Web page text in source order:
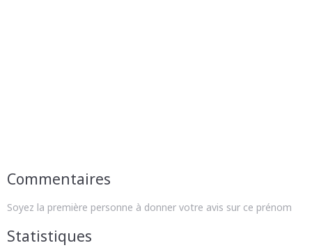
Commentaires
Soyez la première personne à donner votre avis sur ce prénom
Statistiques